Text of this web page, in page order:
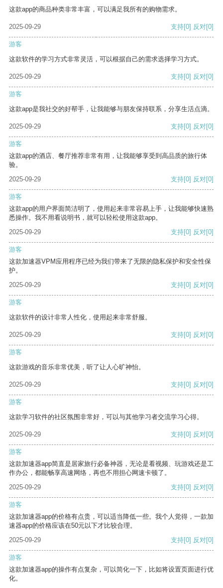
这款app的商品种类非常丰富，可以满足我所有的购物需求。
2025-09-29 支持[0] 反对[0]
游客
这款软件的学习方式非常灵活，可以根据自己的需求选择学习方式。
2025-09-29 支持[0] 反对[0]
游客
这款app是我社交的好帮手，让我能够与朋友保持联系，分享生活点滴。
2025-09-29 支持[0] 反对[0]
游客
这款app的酒店、餐厅推荐非常有用，让我能够享受到高品质的旅行体
验。
2025-09-29
支持[0] 反对[0]
游客
这款app的用户界面简洁明了，使用起来非常容易上手，让我能够快速熟
悉操作。我不用看说明书，就可以轻松使用这款app。
2025-09-29
支持[0] 反对[0]
游客
这款加速器VPM应用程序已经为我们带来了无限的隐私保护和安全性保
护。
2025-09-29
支持[0] 反对[0]
游客
这款软件的设计非常人性化，使用起来非常舒服。
2025-09-29 支持[0] 反对[0]
游客
这款游戏的音乐非常优美，听了让人心旷神怡。
2025-09-29 支持[0] 反对[0]
游客
这款学习软件的社区氛围非常好，可以与其他学习者交流学习心得。
2025-09-29 支持[0] 反对[0]
游客
这款加速器app简直是居家旅行必备神器，无论是看视频、玩游戏还是工
作办公，都能畅享高速网络，再也不用担心网速卡顿了。
2025-09-29
支持[0] 反对[0]
游客
这款加速器app的价格有点贵，可以适当降低一些。我个人觉得，一款加
速器app的价格应该在50元以下才比较合理。
2025-09-29
支持[0] 反对[0]
游客
这款加速器app的操作有点复杂，可以简化一下，比如将设置页面进行优
化。